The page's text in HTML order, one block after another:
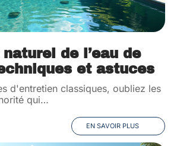
de l’eau de
et astuces
d'entretien classiques, oubliez les
qui…
EN SAVOIR PLUS